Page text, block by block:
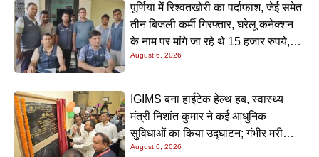
पूर्णिया में रिश्वतखोरी का पर्दाफाश, जेई समेत
तीन बिजली कर्मी गिरफ्तार, घरेलू कनेक्शन
के नाम पर मांगे जा रहे थे 15 हजार रुपये,
निगरानी टीम ने रंगे हाथ पकड़ा
August 6, 2026
IGIMS बना हाईटेक हेल्थ हब, स्वास्थ्य
मंत्री निशांत कुमार ने कई आधुनिक
सुविधाओं का किया उद्घाटन; गंभीर मरीजों
के इलाज में आएगा बड़ा सुधार
August 6, 2026